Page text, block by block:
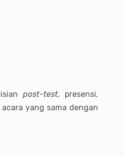
post-test, presensi,
yang sama dengan